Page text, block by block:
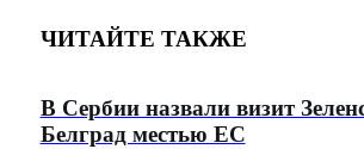
ЧИТАЙТЕ ТАКЖЕ
В Сербии назвали визит
Белград местью ЕС